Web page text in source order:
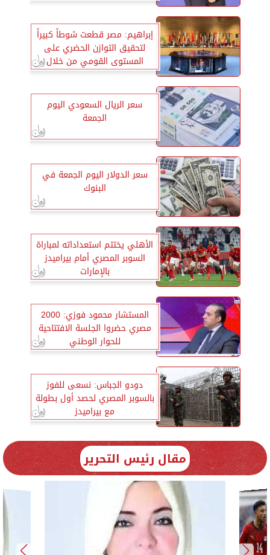
إبراهيم: مصر قطعت شوطاً كبيراً
لتحقيق التوازن الحضري على
المستوى القومي من خلال
تطوير المدن وتحويلها لمراكز
سعر الريال السعودي اليوم
الجمعة
سعر الدولار اليوم الجمعة في
البنوك
الأهلي يختتم استعداداته لمباراة
السوبر المصري أمام بيراميدز
بالإمارات
المستشار محمود فوزي: 2000
مصري حضروا الجلسة الافتتاحية
للحوار الوطني
دودو الجباس: نسعى للفوز
بالسوبر المصري لحصد أول بطولة
مع بيراميدز
مقال رئيس التحرير